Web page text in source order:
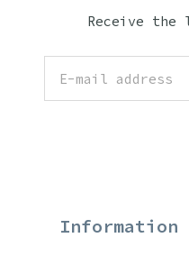
Receive the
Information